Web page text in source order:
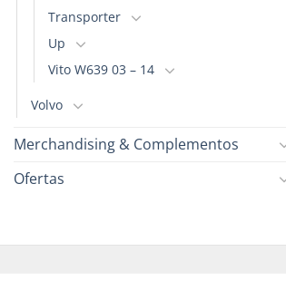
Transporter
Up
Vito W639 03 – 14
Volvo
Merchandising & Complementos
Ofertas